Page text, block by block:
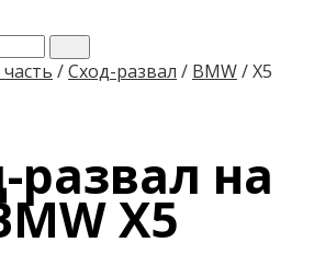
/Сход-развал / BMW/X5
развал на
X5